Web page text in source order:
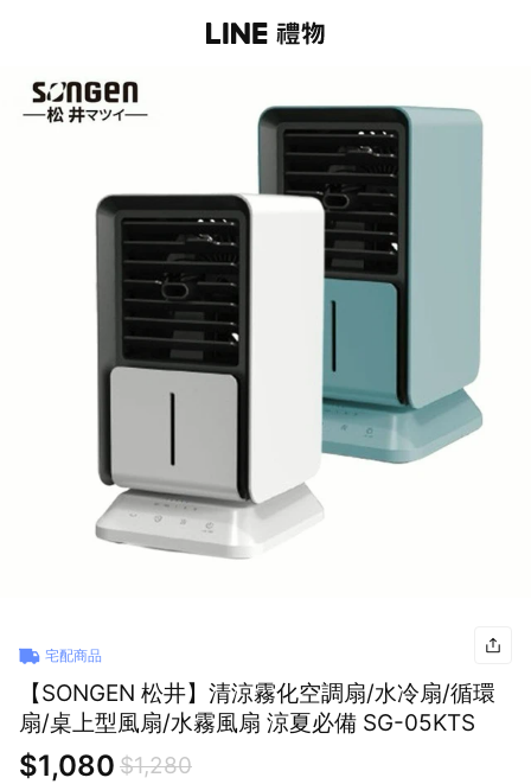
宅配商品
【SONGEN 松井】清涼霧化空調扇/水冷扇/循環
扇/桌上型風扇/水霧風扇 涼夏必備 SG-05KTS
$1,080 $1,280